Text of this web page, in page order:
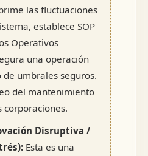
las fluctuaciones
establece SOP
Operativos
una operación
umbrales seguros.
del mantenimiento
corporaciones.
Disruptiva /
Esta es una